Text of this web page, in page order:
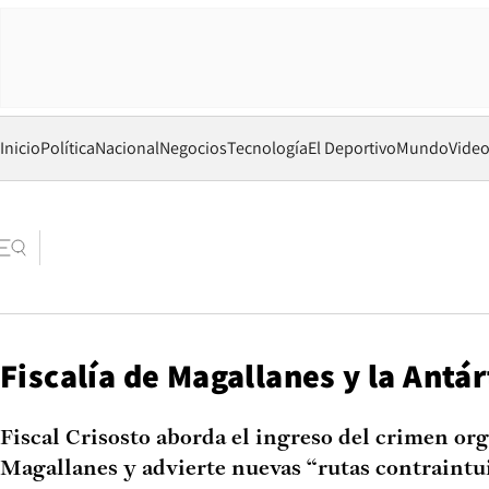
InicioPolíticaNacionalNegociosTecnologíaEl DeportivoMundo
Fiscalía de Magallanes y la
Fiscal Crisosto aborda el ingreso del crimen
Magallanes y advierte nuevas “rutas